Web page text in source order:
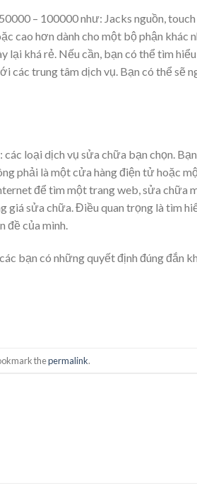
– 100000 như: Jacks nguồn, touch
cao hơn dành cho một bộ phận khác
lại khá rẻ. Nếu cần, bạn có thể tìm
các trung tâm dịch vụ. Bạn có thể sẽ
loại dịch vụ sửa chữa bạn chọn. Bạn
phải là một cửa hàng điện tử hoặc
để tìm một trang web, sửa chữa
giá sửa chữa. Điều quan trọng là tìm
đề của mình.
bạn có những quyết định đúng đắn
thepermalink.